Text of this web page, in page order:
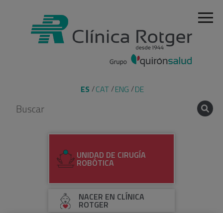
ES CAT ENG DE
UNIDAD DE CIRUGÍA
ROBÓTICA
NACER EN CLÍNICA
ROTGER